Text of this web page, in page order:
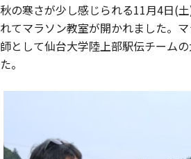
秋の寒さが少し感じられる11月4日(
れてマラソン教室が開かれました。
師として仙台大学陸上部駅伝チーム
た。